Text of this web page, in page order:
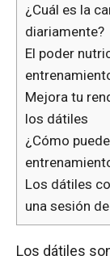
¿Cuál es la
diariamente?
El poder
Mejora tu
los dátiles
¿Cómo
Los dátiles
una sesión
Los dátiles